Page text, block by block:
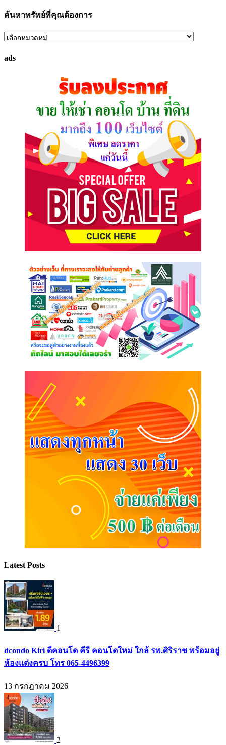
ค้นหาทรัพย์ที่คุณต้องการ
ค้นหา
ที่
ads
Latest Posts
1
dcondo Kiri ดีคอนโด คีรี คอนโดใหม่ ใกล้ รพ.ศิริราช พร้อมอยู่
ห้องแต่งครบ โทร 065-4496399
13 กรกฎาคม 2026
2